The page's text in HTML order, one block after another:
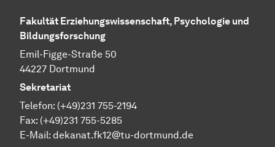
Fakultät Erziehungswissenschaft, Psychologie und
Bildungsforschung
Emil-Figge-Straße 50
44227 Dortmund
Sekretariat
Telefon: (+49)231 755-2194
Fax: (+49)231 755-5285
E-Mail: dekanat.fk12@tu-dortmund.de